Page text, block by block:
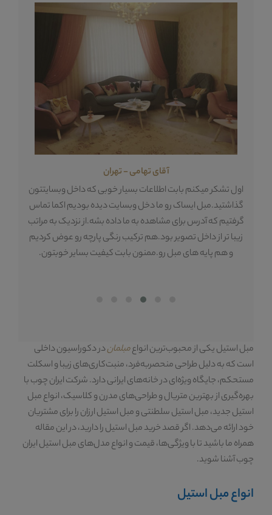
آقای تهامی - تهران
اول تشکر میکنم بابت اطلاعات بسیار خوبی که داخل وبسایتتون
گذاشتید.مبل ایساک رو ما دخل وبسایت دیده بودیم اکما تماس
گرفتیم که آدرس برای مشاهده به ما داده بشه.از نزدیک به مراتب
زیبا تر از داخل تصویر بود.هم ترکیب رنگی پارچه رو عوض کردیم
و هم پایه های مبل رو.ممنون بابت کیفیت بسایر خوبتون.
مبل استیل یکی از محبوب‌ترین انواعمبلماندر دکوراسیون داخلی
است که به دلیل طراحی منحصربه‌فرد، منبت‌کاری‌های زیبا و اسکلت
مستحکم، جایگاه ویژه‌ای در خانه‌های ایرانی دارد. شرکت ایران چوب با
بهره‌گیری از بهترین متریال و طراحی‌های مدرن و کلاسیک، انواع مبل
استیل جدید، مبل استیل سلطنتی و مبل استیل ارزان را برای مشتریان
خود ارائه می‌دهد. اگر قصد خرید مبل استیل را دارید، در این مقاله
همراه ما باشید تا با ویژگی‌ها، قیمت و انواع مدل‌های مبل استیل ایران
چوب آشنا شوید.
انواع مبل استیل